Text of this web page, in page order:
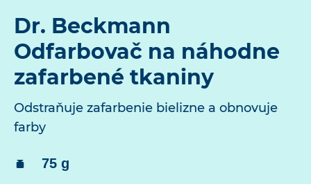
Dr. Beckmann
Odfarbovač na náhodne
zafarbené tkaniny
Odstraňuje zafarbenie bielizne a obnovuje
farby
Obsah:
75 g